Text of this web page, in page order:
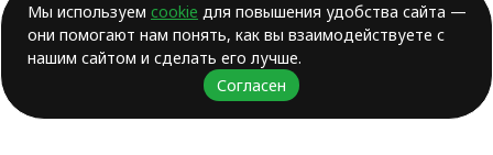
НЕОБХОДИМА КОНСУЛЬТАЦИЯ ВРАЧА!
Разработка сайта
Мы используем cookie для повышения удобства сайта —
они помогают нам понять, как вы взаимодействуете с
нашим сайтом и сделать его лучше.
Согласен